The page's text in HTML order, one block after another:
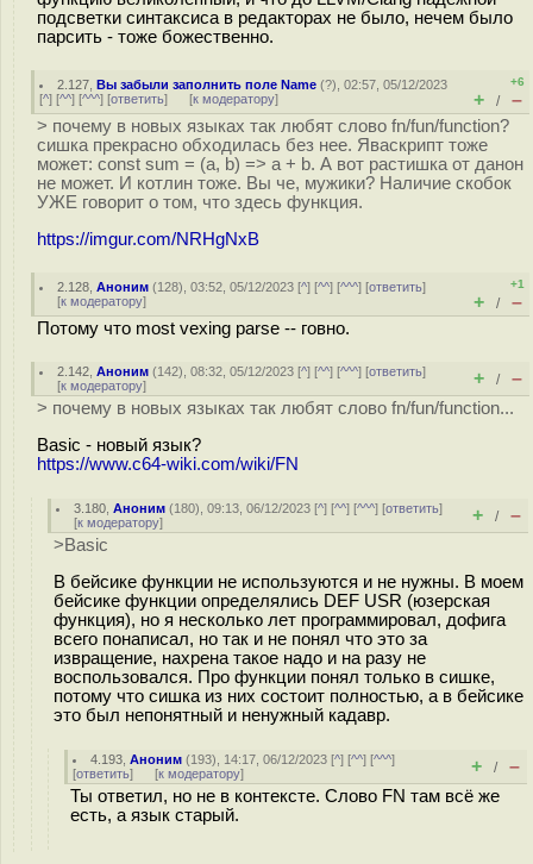
подсветки синтаксиса в редакторах не было, нечем было
парсить - тоже божественно.
2.127 ,Вы забыли заполнить поле Name (?), 02:57, 05/12/2023
[^] [^^] [^^^] [ответить] [к модератору]
+6
+ / –
> почему в новых языках так любят слово fn/fun/function?
сишка прекрасно обходилась без нее. Яваскрипт тоже
может: const sum = (a, b) => a + b. А вот растишка от данон
не может. И котлин тоже. Вы че, мужики? Наличие скобок
УЖЕ говорит о том, что здесь функция.
https://imgur.com/NRHgNxB
2.128 ,Аноним (128), 03:52, 05/12/2023 [^] [^^] [^^^] [ответить]
[к модератору]
+1
+ / –
Потому что most vexing parse -- говно.
2.142 ,Аноним (142), 08:32, 05/12/2023 [^] [^^] [^^^] [ответить]
[к модератору] + / –
> почему в новых языках так любят слово fn/fun/function...
Basic - новый язык?
https://www.c64-wiki.com/wiki/FN
3.180 ,Аноним (180), 09:13, 06/12/2023 [^] [^^] [^^^] [ответить]
[к модератору] + / –
>Basic
В бейсике функции не используются и не нужны. В моем
бейсике функции определялись DEF USR (юзерская
функция), но я несколько лет программировал, дофига
всего понаписал, но так и не понял что это за
извращение, нахрена такое надо и на разу не
воспользовался. Про функции понял только в сишке,
потому что сишка из них состоит полностью, а в бейсике
это был непонятный и ненужный кадавр.
4.193 ,Аноним (193), 14:17, 06/12/2023 [^] [^^] [^^^]
[ответить] [к модератору] + / –
Ты ответил, но не в контексте. Слово FN там всё же
есть, а язык старый.